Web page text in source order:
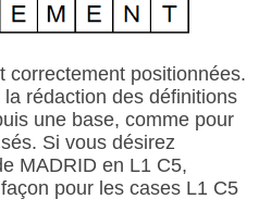
correctement positionnées.
rédaction des définitions
une base, comme pour
Si vous désirez
MADRID en L1 C5,
pour les cases L1 C5